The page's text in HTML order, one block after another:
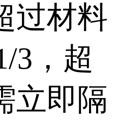
过材料
3，超
立即隔